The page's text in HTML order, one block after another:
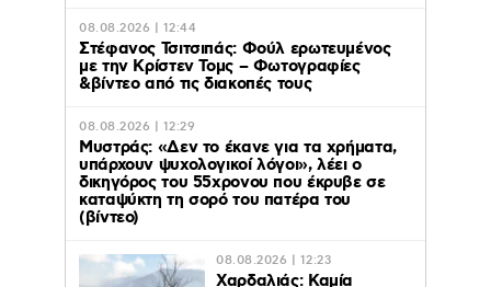
08.08.2026 | 12:44
Στέφανος Τσιτσιπάς: Φούλ ερωτευμένος
με την Κρίστεν Τομς – Φωτογραφίες
&βίντεο από τις διακοπές τους
08.08.2026 | 12:29
Μυστράς: «Δεν το έκανε για τα χρήματα,
υπάρχουν ψυχολογικοί λόγοι», λέει ο
δικηγόρος του 55χρονου που έκρυβε σε
καταψύκτη τη σορό του πατέρα του
(βίντεο)
08.08.2026 | 12:23
Χαρδαλιάς: Καμία